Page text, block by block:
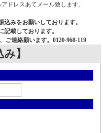
ドレスあてメール致します。
みをお願いしております。
載しております。
連絡願います。0120-968-119
み】